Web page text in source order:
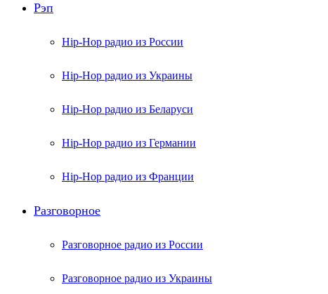
Рэп
Hip-Hop радио из России
Hip-Hop радио из Украины
Hip-Hop радио из Беларуси
Hip-Hop радио из Германии
Hip-Hop радио из Франции
Разговорное
Разговорное радио из России
Разговорное радио из Украины